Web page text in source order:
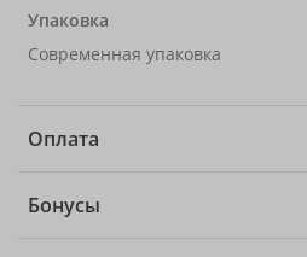
Упаковка
Современная упаковка
Оплата
Бонусы